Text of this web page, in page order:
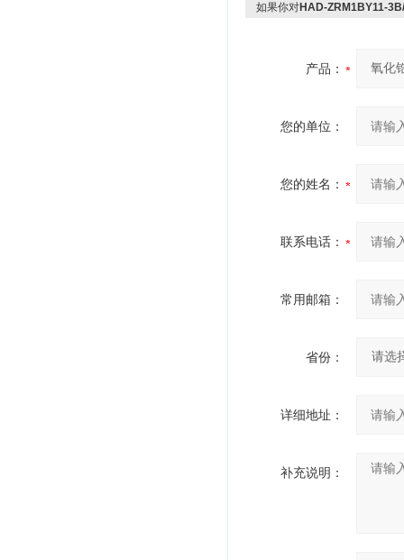
如果你对HAD-ZRM1BY11-
产品：
您的单位：
您的姓名：
联系电话：
常用邮箱：
省份：
详细地址：
补充说明：